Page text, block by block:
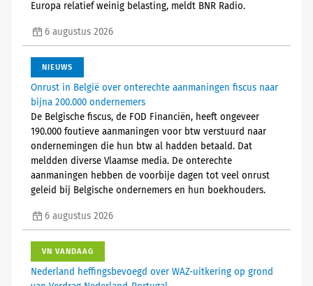
Europa relatief weinig belasting, meldt BNR Radio.
6 augustus 2026
NIEUWS
Onrust in België over onterechte aanmaningen fiscus naar
bijna 200.000 ondernemers
De Belgische fiscus, de FOD Financiën, heeft ongeveer
190.000 foutieve aanmaningen voor btw verstuurd naar
ondernemingen die hun btw al hadden betaald. Dat
meldden diverse Vlaamse media. De onterechte
aanmaningen hebben de voorbije dagen tot veel onrust
geleid bij Belgische ondernemers en hun boekhouders.
6 augustus 2026
VN VANDAAG
Nederland heffingsbevoegd over WAZ-uitkering op grond